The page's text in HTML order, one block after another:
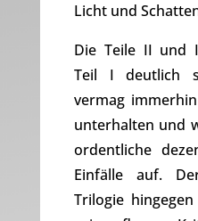
Licht und
Die Teile II und
Teil I deutlich
vermag
unterhalten und
ordentliche
Einfälle auf.
Trilogie